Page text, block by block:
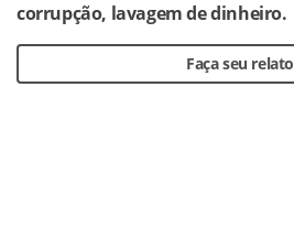
corrupção, lavagem de dinheiro.
Faça seu relato